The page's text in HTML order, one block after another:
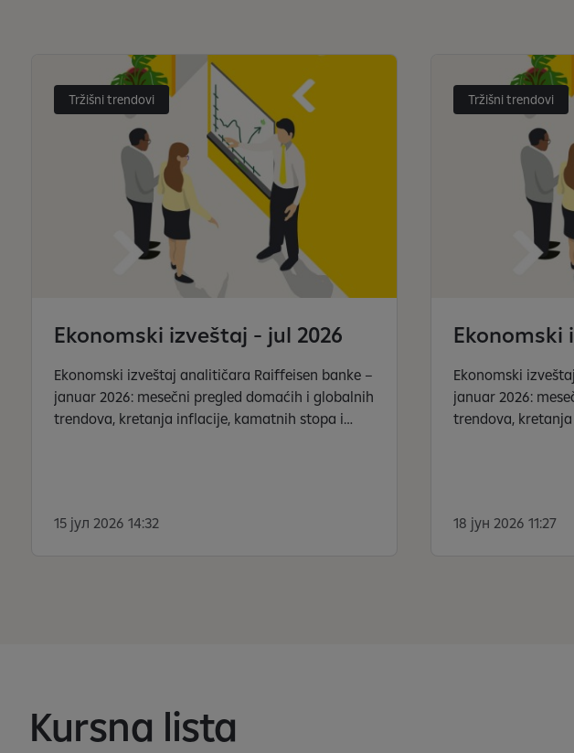
Tržišni trendovi
Ekonomski izveštaj - jul 2026
Ekonomski izveštaj analitičara Raiffeisen banke –
januar 2026: mesečni pregled domaćih i globalnih
trendova, kretanja inflacije, kamatnih stopa i
15 јул 2026 14:32
Tržišni trendovi
Ekonomski
Ekonomski
januar 2026:
trendova,
18 јун 2026 11:27
zKursna lista